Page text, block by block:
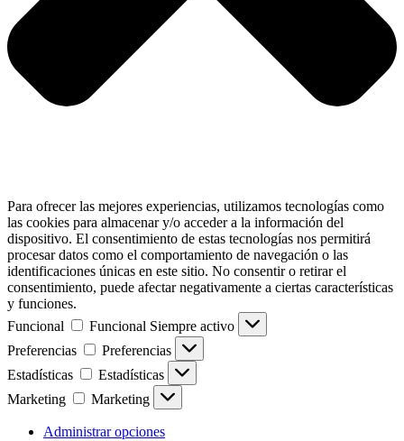
Para ofrecer las mejores experiencias, utilizamos tecnologías como
las cookies para almacenar y/o acceder a la información del
dispositivo. El consentimiento de estas tecnologías nos permitirá
procesar datos como el comportamiento de navegación o las
identificaciones únicas en este sitio. No consentir o retirar el
consentimiento, puede afectar negativamente a ciertas características
y funciones.
Funcional
Funcional Siempre activo
Preferencias
Preferencias
Estadísticas
Estadísticas
Marketing
Marketing
Administrar opciones